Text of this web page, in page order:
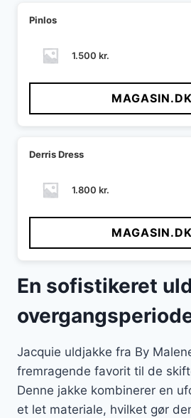
Pinlos
1.500 kr.
Derris Dress
1.800 kr.
En sofistikeret
Jacquie uldjakke fra By
fremragende favorit til de
Denne jakke kombinerer en
et let materiale, hvilket gør